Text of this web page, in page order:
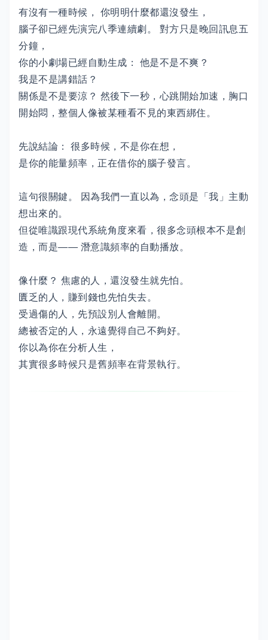
有沒有一種時候， 你明明什麼都還沒發生，
腦子卻已經先演完八季連續劇。 對方只是晚回訊息五
分鐘，
你的小劇場已經自動生成： 他是不是不爽？
我是不是講錯話？
關係是不是要涼？ 然後下一秒，心跳開始加速，胸口
開始悶，整個人像被某種看不見的東西綁住。
先說結論： 很多時候，不是你在想，
是你的能量頻率，正在借你的腦子發言。
這句很關鍵。 因為我們一直以為，念頭是「我」主動
想出來的。
但從唯識跟現代系統角度來看，很多念頭根本不是創
造，而是—— 潛意識頻率的自動播放。
像什麼？ 焦慮的人，還沒發生就先怕。
匱乏的人，賺到錢也先怕失去。
受過傷的人，先預設別人會離開。
總被否定的人，永遠覺得自己不夠好。
你以為你在分析人生，
其實很多時候只是舊頻率在背景執行。